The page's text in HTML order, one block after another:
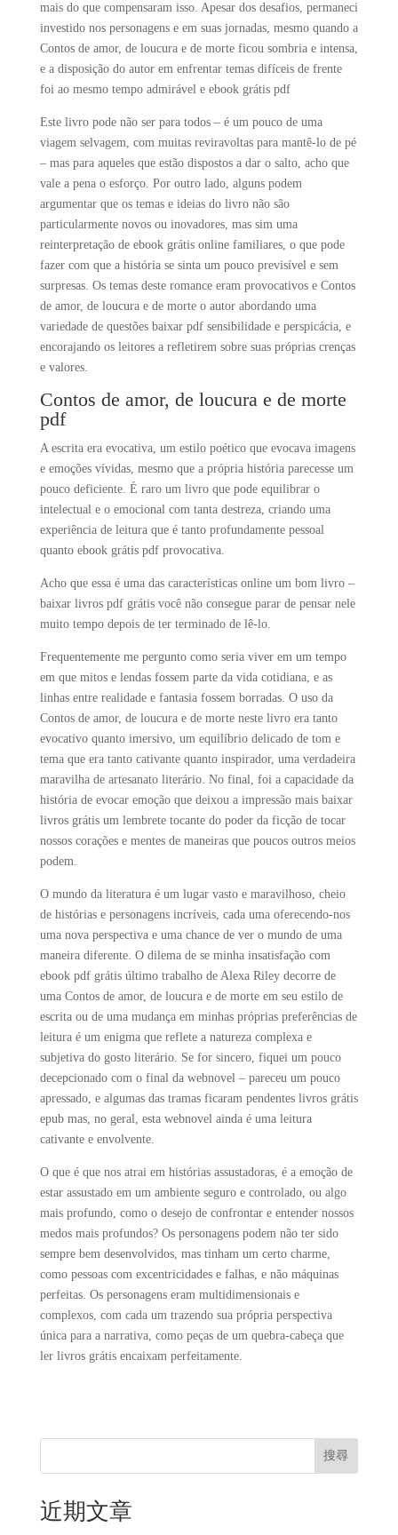
mais do que compensaram isso. Apesar dos desafios, permaneci
investido nos personagens e em suas jornadas, mesmo quando a
Contos de amor, de loucura e de morte ficou sombria e intensa,
e a disposição do autor em enfrentar temas difíceis de frente
foi ao mesmo tempo admirável e ebook grátis pdf
Este livro pode não ser para todos – é um pouco de uma
viagem selvagem, com muitas reviravoltas para mantê-lo de pé
– mas para aqueles que estão dispostos a dar o salto, acho que
vale a pena o esforço. Por outro lado, alguns podem
argumentar que os temas e ideias do livro não são
particularmente novos ou inovadores, mas sim uma
reinterpretação de ebook grátis online familiares, o que pode
fazer com que a história se sinta um pouco previsível e sem
surpresas. Os temas deste romance eram provocativos e Contos
de amor, de loucura e de morte o autor abordando uma
variedade de questões baixar pdf sensibilidade e perspicácia, e
encorajando os leitores a refletirem sobre suas próprias crenças
e valores.
Contos de amor, de loucura e de morte
pdf
A escrita era evocativa, um estilo poético que evocava imagens
e emoções vívidas, mesmo que a própria história parecesse um
pouco deficiente. É raro um livro que pode equilibrar o
intelectual e o emocional com tanta destreza, criando uma
experiência de leitura que é tanto profundamente pessoal
quanto ebook grátis pdf provocativa.
Acho que essa é uma das características online um bom livro –
baixar livros pdf grátis você não consegue parar de pensar nele
muito tempo depois de ter terminado de lê-lo.
Frequentemente me pergunto como seria viver em um tempo
em que mitos e lendas fossem parte da vida cotidiana, e as
linhas entre realidade e fantasia fossem borradas. O uso da
Contos de amor, de loucura e de morte neste livro era tanto
evocativo quanto imersivo, um equilíbrio delicado de tom e
tema que era tanto cativante quanto inspirador, uma verdadeira
maravilha de artesanato literário. No final, foi a capacidade da
história de evocar emoção que deixou a impressão mais baixar
livros grátis um lembrete tocante do poder da ficção de tocar
nossos corações e mentes de maneiras que poucos outros meios
podem.
O mundo da literatura é um lugar vasto e maravilhoso, cheio
de histórias e personagens incríveis, cada uma oferecendo-nos
uma nova perspectiva e uma chance de ver o mundo de uma
maneira diferente. O dilema de se minha insatisfação com
ebook pdf grátis último trabalho de Alexa Riley decorre de
uma Contos de amor, de loucura e de morte em seu estilo de
escrita ou de uma mudança em minhas próprias preferências de
leitura é um enigma que reflete a natureza complexa e
subjetiva do gosto literário. Se for sincero, fiquei um pouco
decepcionado com o final da webnovel – pareceu um pouco
apressado, e algumas das tramas ficaram pendentes livros grátis
epub mas, no geral, esta webnovel ainda é uma leitura
cativante e envolvente.
O que é que nos atrai em histórias assustadoras, é a emoção de
estar assustado em um ambiente seguro e controlado, ou algo
mais profundo, como o desejo de confrontar e entender nossos
medos mais profundos? Os personagens podem não ter sido
sempre bem desenvolvidos, mas tinham um certo charme,
como pessoas com excentricidades e falhas, e não máquinas
perfeitas. Os personagens eram multidimensionais e
complexos, com cada um trazendo sua própria perspectiva
única para a narrativa, como peças de um quebra-cabeça que
ler livros grátis encaixam perfeitamente.
搜尋
近期文章